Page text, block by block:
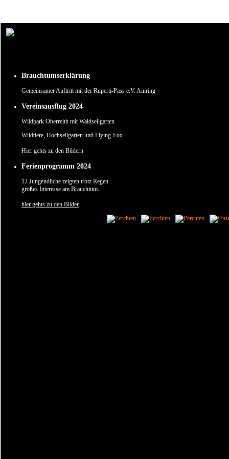
Brauchtumserklärung
Gemeinsamer Auftritt mit der Ruperti-Pass e.V. Ainring
Vereinsausflug 2024
Wildpark Oberreith mit Waldseilgarten
Wildtiere, Hochseilgarten und Flying-Fox
Hier gehts zu den Bildern
Ferienprogramm 2024
12 Jungendliche zeigten trotz Regen
großes Interesse am Brauchtum.
hier gehts zu den Bilder